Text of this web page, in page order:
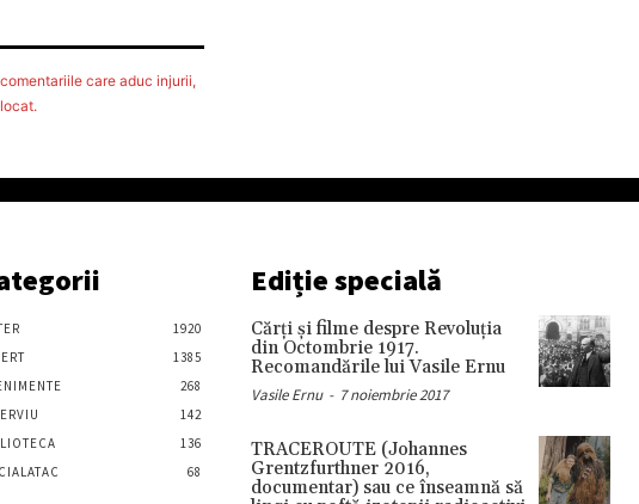
care aduc injurii,
1920
1385
268
142
136
68
Ediție specială
Cărţi şi filme despre Revoluţia
din Octombrie 1917.
Recomandările lui Vasile Ernu
Vasile Ernu - 7 noiembrie 2017
TRACEROUTE (Johannes
Grentzfurthner 2016,
documentar) sau ce înseamnă să